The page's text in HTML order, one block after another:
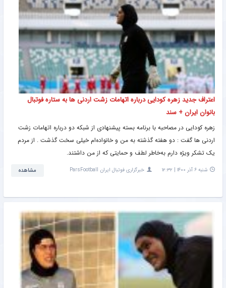
اعتراف جدید زهره کودایی درباره اتهامات زشت اردنی ها به ستاره فوتبال
بانوان ایران + سند
زهره کودایی در مصاحبه با برنامه بسته پیشنهادی از شبکه دو درباره اتهامات زشت
اردنی ها گفت : دو هفته گذشته به من و خانواده‌ام خیلی سخت گذشت ‌. از مردم
یک تشکر ویژه دارم به‌خاطر لطف و حمایتی که از من داشتند.
شنبه ۶ آذر ۱۴۰۰ | ۱۲:۳۲ خبرگزاری فوتبال ایران ParsFootball مشاهده